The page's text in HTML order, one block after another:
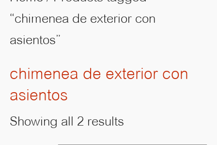
“chimenea de exterior con
asientos”
chimenea de exterior con
asientos
Showing all 2 results